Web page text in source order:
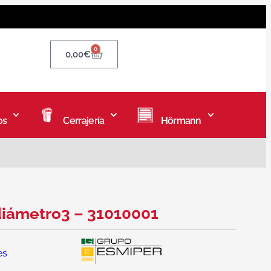
0,00€ 0
Cerrajería Hörmann
– 31010001